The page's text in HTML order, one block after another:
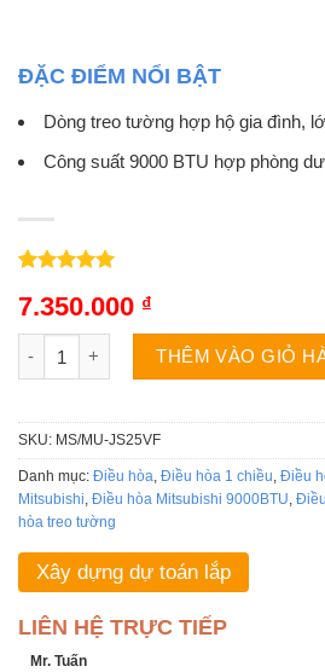
ĐẶC ĐIỂM NỔI BẬT
Dòng treo tường hợp hộ gia đình,
Công suất 9000 BTU hợp phòng
dựa trên
7.350.000 ₫
Điều hòa Mitsubishi MS/MU-
THÊM VÀO GIỎ
SKU: MS/MU-JS25VF
Danh mục: Điều hòa, Điều hòa 1 chiều, Điều
Mitsubishi, Điều hòa Mitsubishi 9000BTU,
hòa treo tường
Xây dựng dự toán lắp
LIÊN HỆ TRỰC TIẾP
Mr. Tuấn